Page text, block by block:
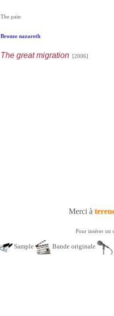
The pain
Bronze nazareth
The great migration[2006]
Merci à
Pour insérer un
Sample Bande originale